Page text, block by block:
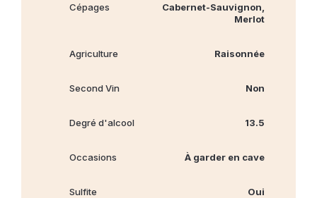
Cépages
Cabernet‐Sauvignon,
Merlot
Agriculture Raisonnée
Second Vin Non
Degré d'alcool 13.5
Occasions À garder en cave
Sulfite Oui